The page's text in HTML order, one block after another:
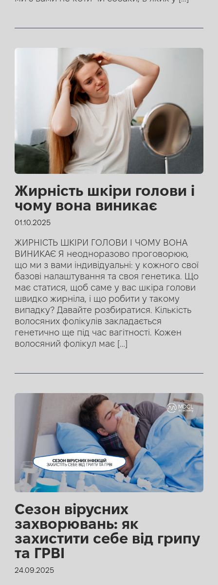
Жирність шкіри голови і
чому вона виникає
01.10.2025
ЖИРНІСТЬ ШКІРИ ГОЛОВИ І ЧОМУ ВОНА
ВИНИКАЄ Я неодноразово проговорюю,
що ми з вами індивідуальні: у кожного свої
базові налаштування та своя генетика. Що
має статися, щоб саме у вас шкіра голови
швидко жирніла, і що робити у такому
випадку? Давайте розбиратися. Кількість
волосяних фолікулів закладається
генетично ще під час вагітності. Кожен
волосяний фолікул має […]
Сезон вірусних
захворювань: як
захистити себе від грипу
та ГРВІ
24.09.2025